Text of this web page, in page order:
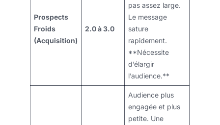
Prospects
Froids
(Acquisition)
2.0 à 3.0
pas assez large.
Le message
sature
rapidement.
**Nécessite
d’élargir
l’audience.**
Audience plus
engagée et plus
petite. Une